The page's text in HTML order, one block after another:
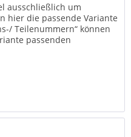
ausschließlich um
hier die passende Variante
Teilenummern“ können
passenden